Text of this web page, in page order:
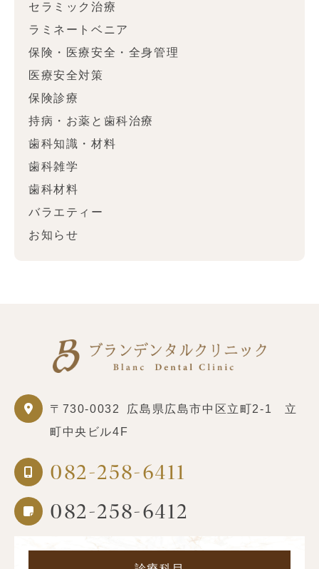
セラミック治療
ラミネートベニア
保険・医療安全・全身管理
医療安全対策
保険診療
持病・お薬と歯科治療
歯科知識・材料
歯科雑学
歯科材料
バラエティー
お知らせ
〒730-0032
広島県広島市中区立町2-1 立
町中央ビル4F
082-258-6411
082-258-6412